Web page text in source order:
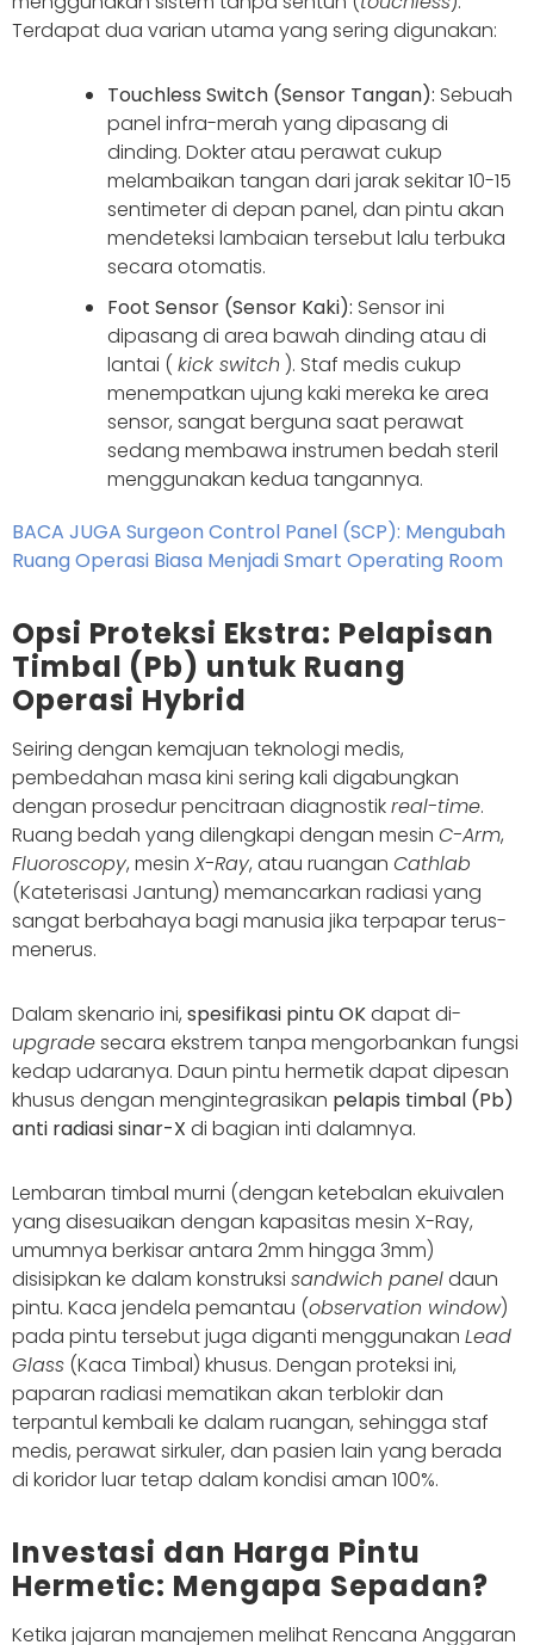
Terdapat dua varian utama yang sering digunakan:
Touchless Switch (Sensor Tangan): Sebuah
panel infra-merah yang dipasang di
dinding. Dokter atau perawat cukup
melambaikan tangan dari jarak sekitar 10-15
sentimeter di depan panel, dan pintu akan
mendeteksi lambaian tersebut lalu terbuka
secara otomatis.
Foot Sensor (Sensor Kaki): Sensor ini
dipasang di area bawah dinding atau di
lantai ( kick switch ). Staf medis cukup
menempatkan ujung kaki mereka ke area
sensor, sangat berguna saat perawat
sedang membawa instrumen bedah steril
menggunakan kedua tangannya.
BACA JUGA Surgeon Control Panel (SCP): Mengubah
Ruang Operasi Biasa Menjadi Smart Operating Room
Opsi Proteksi Ekstra: Pelapisan
Timbal (Pb) untuk Ruang
Operasi Hybrid
Seiring dengan kemajuan teknologi medis,
pembedahan masa kini sering kali digabungkan
dengan prosedur pencitraan diagnostikreal-time.
Ruang bedah yang dilengkapi dengan mesin C-Arm,
Fluoroscopy, mesin X-Ray, atau ruangan Cathlab
(Kateterisasi Jantung) memancarkan radiasi yang
sangat berbahaya bagi manusia jika terpapar terus-
menerus.
Dalam skenario ini, spesifikasi pintu OKdapat di-
upgradesecara ekstrem tanpa mengorbankan fungsi
kedap udaranya. Daun pintu hermetik dapat dipesan
khusus dengan mengintegrasikan pelapis timbal (Pb)
anti radiasi sinar-X di bagian inti dalamnya.
Lembaran timbal murni (dengan ketebalan ekuivalen
yang disesuaikan dengan kapasitas mesin X-Ray,
umumnya berkisar antara 2mm hingga 3mm)
disisipkan ke dalam konstruksi sandwich paneldaun
pintu. Kaca jendela pemantau (observation window)
pada pintu tersebut juga diganti menggunakan Lead
Glass (Kaca Timbal) khusus. Dengan proteksi ini,
paparan radiasi mematikan akan terblokir dan
terpantul kembali ke dalam ruangan, sehingga staf
medis, perawat sirkuler, dan pasien lain yang berada
di koridor luar tetap dalam kondisi aman 100%.
Investasi dan Harga Pintu
Hermetic: Mengapa Sepadan?
Ketika jajaran manajemen melihat Rencana Anggaran